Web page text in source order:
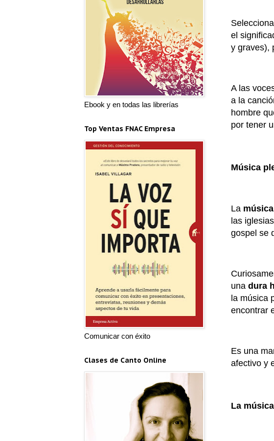
el
y graves),
A las
a la
hombre
por tener
Música
La
las
gospel se
una dura
la música
encontrar
Es una
afectivo y
La
Ebook y en todas las librerías
Top Ventas FNAC Empresa
Comunicar con éxito
Clases de Canto Online